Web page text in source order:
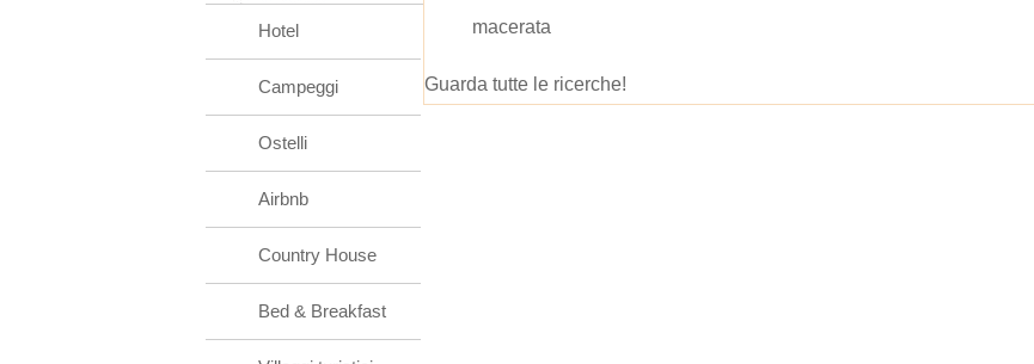
macerata
Guarda tutte le ricerche!
Hotel
Campeggi
Ostelli
Airbnb
Country House
Bed & Breakfast